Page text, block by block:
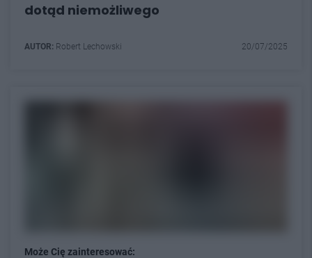
dotąd niemożliwego
AUTOR: Robert Lechowski 20/07/2025
Może Cię zainteresować: